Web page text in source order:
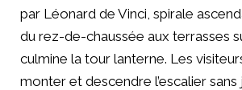
par Léonard de Vinci, spirale
du rez-de-chaussée aux terrasses
culmine la tour lanterne. Les
monter et descendre l’escalier